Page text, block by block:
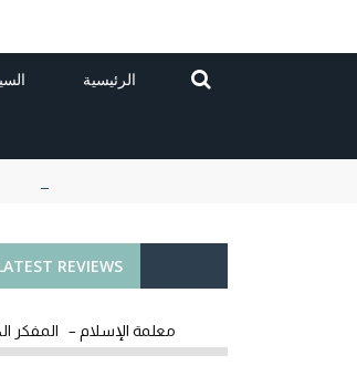
الرئيسية
REVIEWS
معلمة الإسلام – المفكر